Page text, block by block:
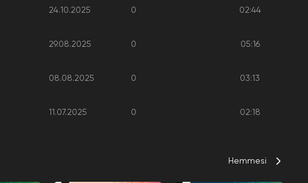
24.10.2025 0 02:44
29.08.2025 0 05:16
08.08.2025 0 03:13
11.07.2025 0 02:18
Hemmesi